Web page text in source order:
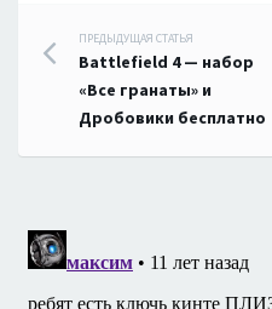
Навигация
по
записям
ПРЕДЫДУЩАЯ СТАТЬЯ
Battlefield 4 — набор
«Все гранаты» и
Дробовики бесплатно